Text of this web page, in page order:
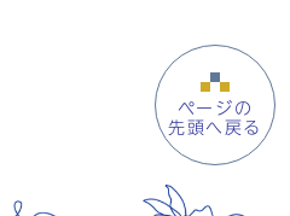
ページの
先頭へ戻る